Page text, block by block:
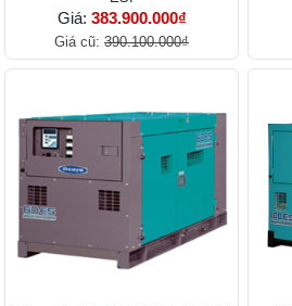
Giá: 383.900.000₫
Giá cũ: 390.100.000₫